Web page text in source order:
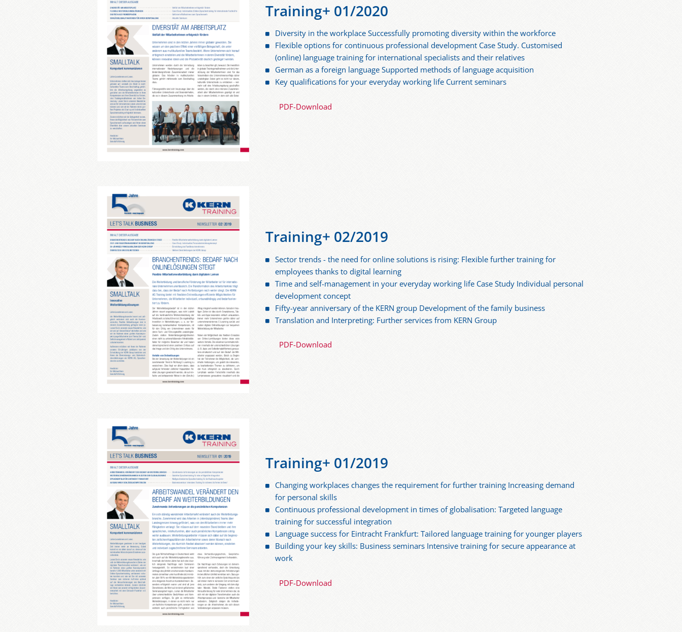
Training+ 01/2020
Diversity in the workplace Successfully promoting diversity within the workforce
Flexible options for continuous professional development Case Study. Customised
(online) language training for international specialists and their relatives
German as a foreign language Supported methods of language acquisition
Key qualifications for your everyday working life Current seminars
PDF-Download
Training+ 02/2019
Sector trends - the need for online solutions is rising: Flexible further training for
employees thanks to digital learning
Time and self-management in your everyday working life Case Study Individual personal
development concept
Fifty-year anniversary of the KERN group Development of the family business
Translation and Interpreting: Further services from KERN Group
PDF-Download
Training+ 01/2019
Changing workplaces changes the requirement for further training Increasing demand
for personal skills
Continuous professional development in times of globalisation: Targeted language
training for successful integration
Language success for Eintracht Frankfurt: Tailored language training for younger players
Building your key skills: Business seminars Intensive training for secure appearance at
work
PDF-Download